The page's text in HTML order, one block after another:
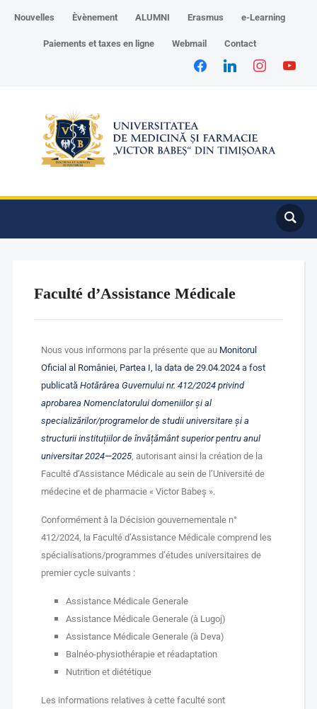
Nouvelles Èvènement ALUMNI Erasmus e-Learning
Paiements et taxes en ligne Webmail Contact
Faculté d’Assistance Médicale
Nous vous informons par la présente que au Monitorul
Oficial al României, Partea I, la data de 29.04.2024 a fost
publicată Hotărârea Guvernului nr. 412/2024 privind
aprobarea Nomenclatorului domeniilor și al
specializărilor/programelor de studii universitare și a
structurii instituțiilor de învățământ superior pentru anul
universitar 2024—2025, autorisant ainsi la création de la
Faculté d’Assistance Médicale au sein de l’Université de
médecine et de pharmacie « Victor Babeș ».
Conformément à la Décision gouvernementale n°
412/2024, la Faculté d’Assistance Médicale comprend les
spécialisations/programmes d’études universitaires de
premier cycle suivants :
Assistance Médicale Generale
Assistance Médicale Generale (à Lugoj)
Assistance Médicale Generale (à Deva)
Balnéo-physiothérapie et réadaptation
Nutrition et diététique
Les informations relatives à cette faculté sont